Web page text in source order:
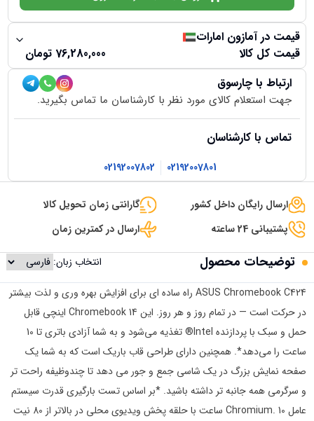
قیمت در آمازون امارات
قیمت کل کالا
76,280,000 تومان
ارتباط با چارسوق
جهت استعلام کالای مورد نظر با کارشناسان ما تماس بگیرید.
تماس با کارشناسان
02192007801
02192007802
ارسال رایگان داخل کشور
گارانتی زمان تحویل کالا
پشتیبانی 24 ساعته
ارسال در کمترین زمان
توضیحات محصول
انتخاب زبان:
ASUS Chromebook C424 راه ساده ای برای افزایش بهره وری و لذت بیشتر
در حرکت است — در تمام روز و هر روز. این Chromebook 14 اینچی قابل
حمل و سبک با پردازنده Intel® تغذیه می‌شود و به شما آزادی باتری تا 10
ساعت را می‌دهد*. همچنین دارای طراحی قاب باریک است که به شما یک
صفحه نمایش بزرگ در یک شاسی جمع و جور می دهد تا چندوظیفه راحت تر
و سرگرمی همه جانبه تر داشته باشید. *بر اساس تست بارگیری قدرت سیستم
عامل Chromium. 10 ساعت با حلقه پخش ویدیوی محلی در بالاتر از 80 نیت